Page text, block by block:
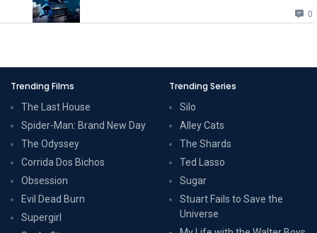
0
Trending Films
The Last House
Spider-Man: Brand New Day
The Odyssey
Corrida Dos Bichos
Obsession
Evil Dead Burn
Supergirl
Trending Series
Silo
Alley Cats
The Shards
Ted Lasso
Sugar
Stuart Fails to Save the
Universe